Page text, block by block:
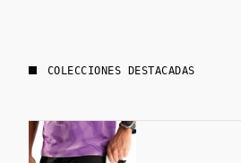
COLECCIONES DESTACADAS